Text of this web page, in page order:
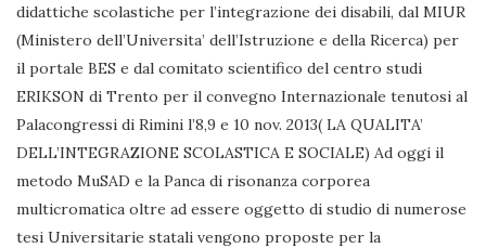
didattiche scolastiche per l’integrazione dei disabili, dal MIUR
(Ministero dell’Universita’ dell’Istruzione e della Ricerca) per
il portale BES e dal comitato scientifico del centro studi
ERIKSON di Trento per il convegno Internazionale tenutosi al
Palacongressi di Rimini l’8,9 e 10 nov. 2013( LA QUALITA’
DELL’INTEGRAZIONE SCOLASTICA E SOCIALE) Ad oggi il
metodo MuSAD e la Panca di risonanza corporea
multicromatica oltre ad essere oggetto di studio di numerose
tesi Universitarie statali vengono proposte per la